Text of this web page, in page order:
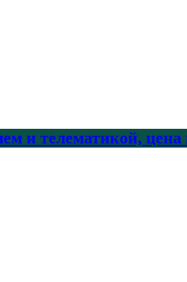
и телематикой, цена